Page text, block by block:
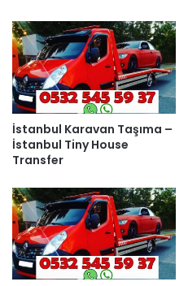
İstanbul Karavan Taşıma –
İstanbul Tiny House
Transfer